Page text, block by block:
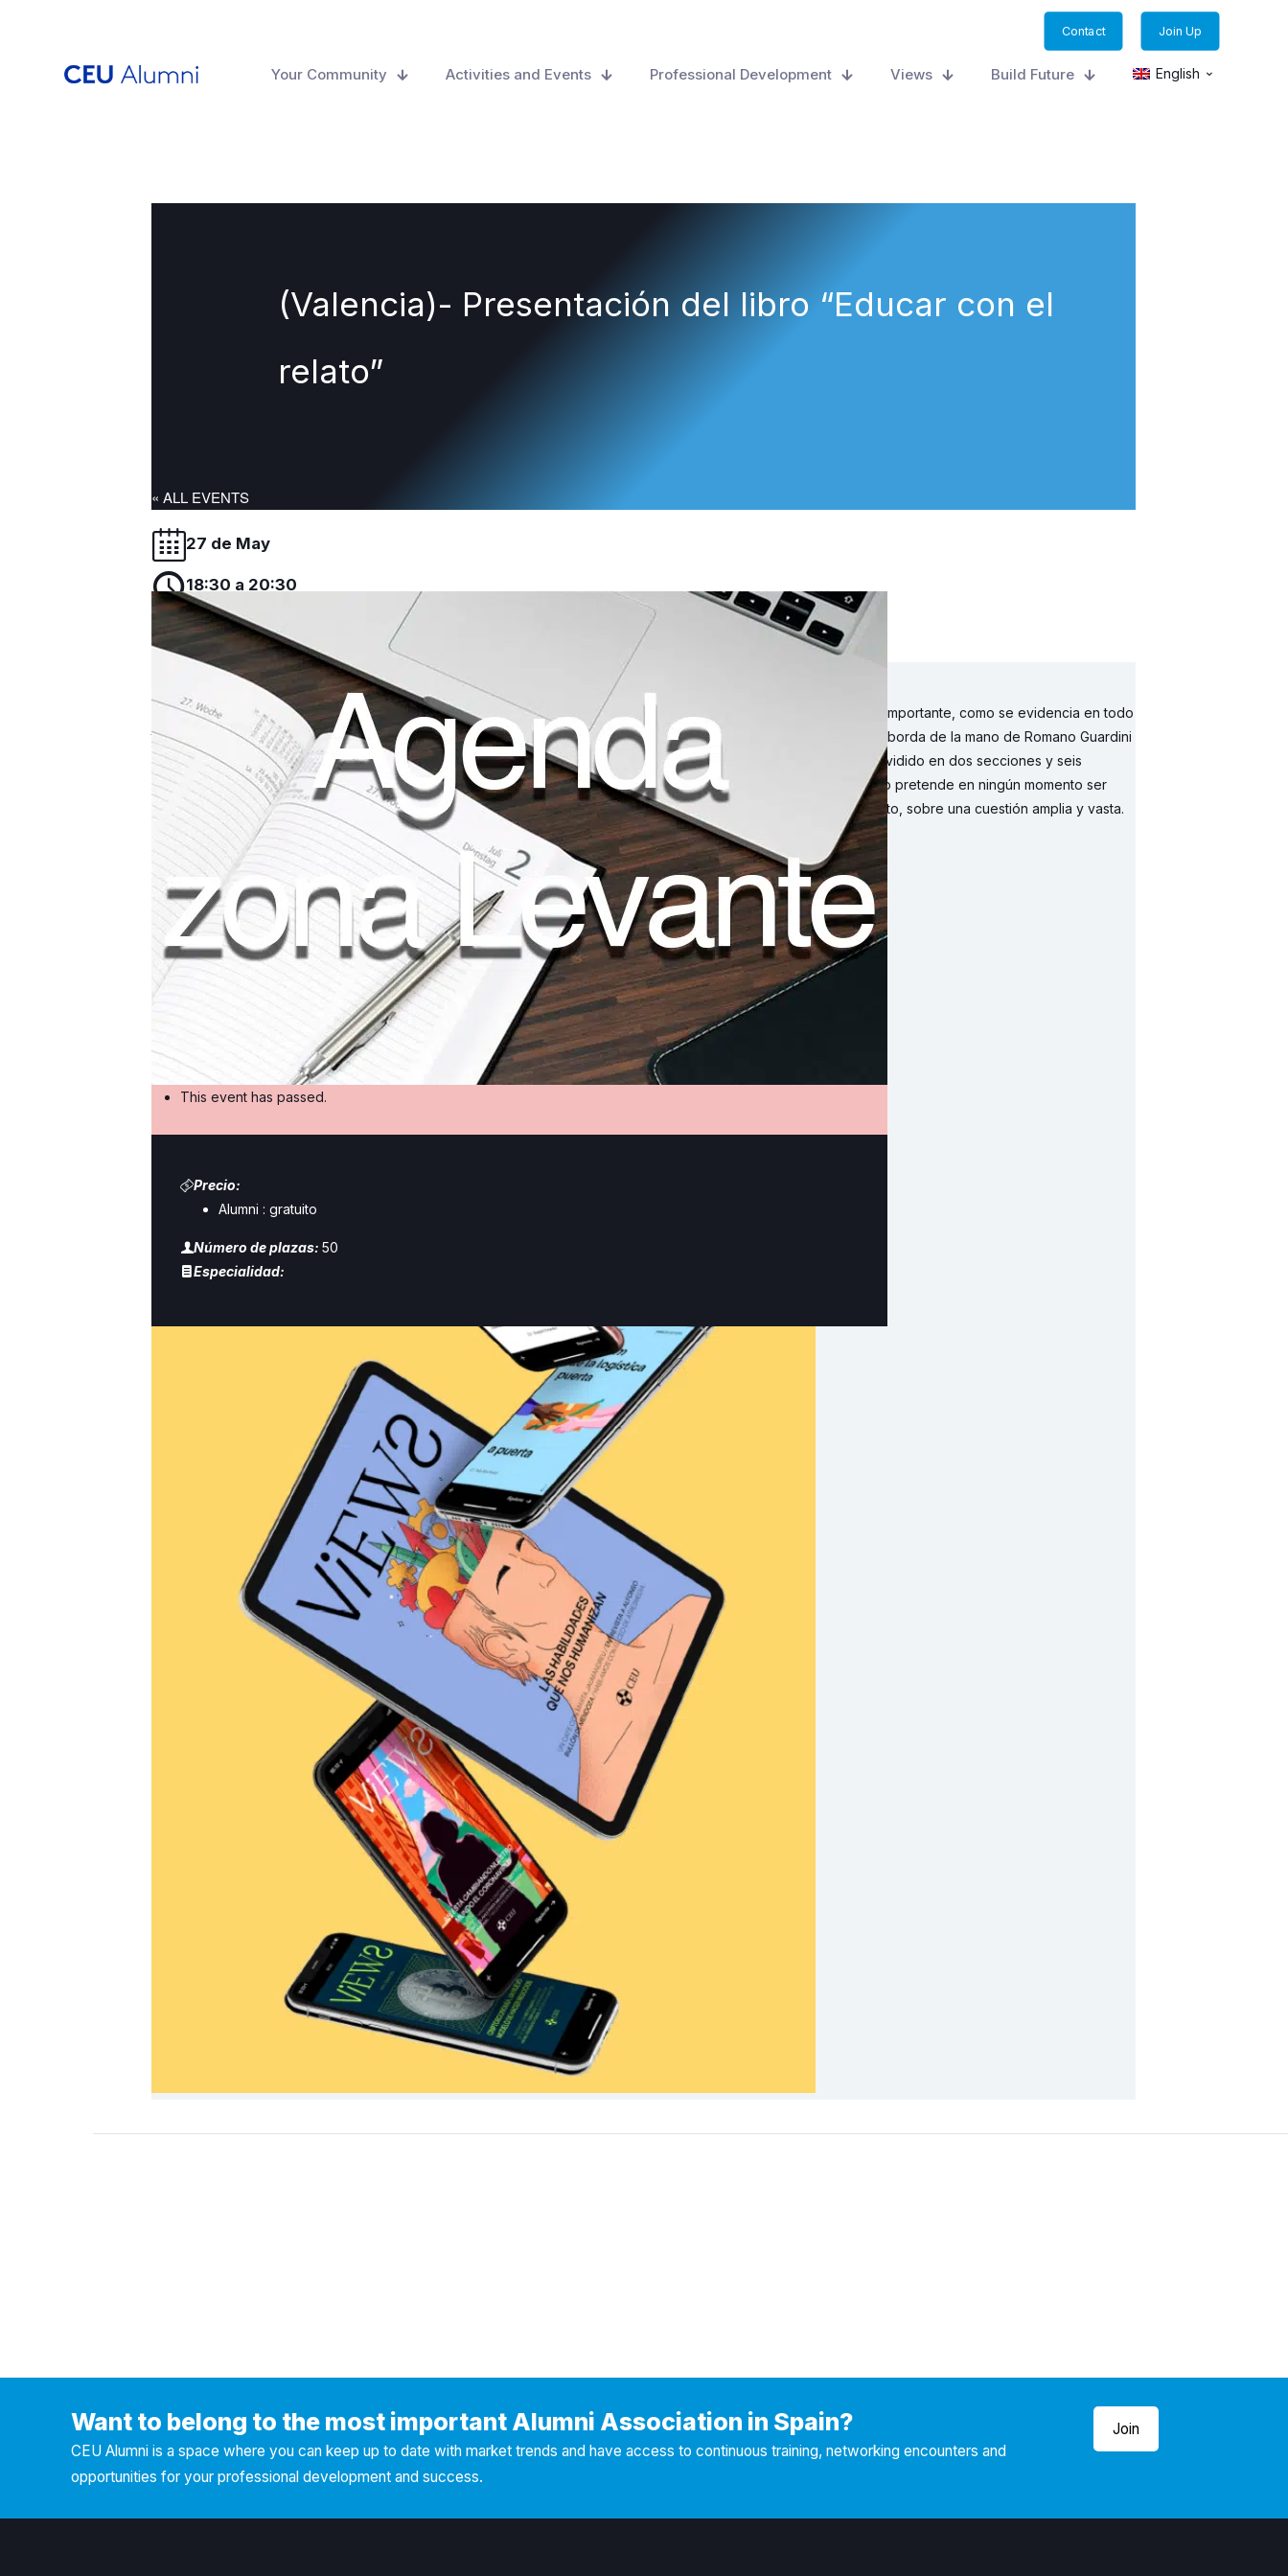
Contact Join Up
Your Community Activities and Events Professional Development Views Build Future English
(Valencia)- Presentación del libro “Educar con el
relato”
This event has passed.
Precio:
Alumni :gratuito
Número de plazas:50
Especialidad:
« ALL EVENTS
27 de May
18:30 a 20:30
UCH- Espacio Externo
En el presente volumen se examina en qué medida los relatos bíblicos y también literarios son un elemento no solo importante, como se evidencia en todo
tiempo y lugar, sino decisivo en la educación y maduración humana y cristiana de la persona. En la introducción se aborda de la mano de Romano Guardini
la cuestión de qué es educar y en qué medida el relato puede contribuir a ello. En el resto del volumen, que está dividido en dos secciones y seis
capítulos, se analiza la educación a partir del relato bíblico y la educación a través de la narración literaria. El libro no pretende en ningún momento ser
exhaustivo con el tema que aborda. Más bien, se trata de un ensayo, entendido éste como tentativa de acercamiento, sobre una cuestión amplia y vasta.
Add to calendar
ORGANIZER
Want to belong to the most important Alumni Association in Spain?
CEU Alumni is a space where you can keep up to date with market trends and have access to continuous training, networking encounters and
opportunities for your professional development and success.
Join